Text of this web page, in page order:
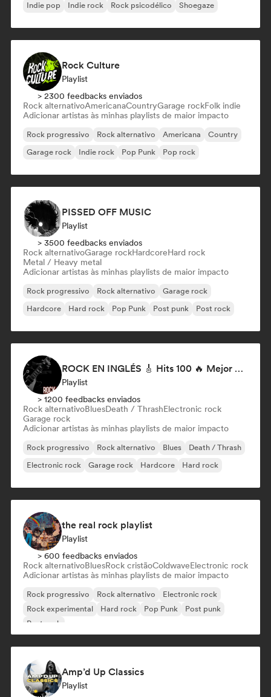
Indie pop
Indie rock Rock psicodélico Shoegaze
Rock Culture
Playlist
> 2300 feedbacks enviados
Rock alternativoAmericanaCountryGarage rockFolk indie
Adicionar artistas às minhas playlists de maior impacto
Rock progressivo Rock alternativo Americana
Country
Garage rock
Indie rock Pop Punk Pop rock
PISSED OFF MUSIC
Playlist
> 3500 feedbacks enviados
Rock alternativoGarage rockHardcoreHard rock
Metal / Heavy metal
Adicionar artistas às minhas playlists de maior impacto
Rock progressivo Rock alternativo
Garage rock
Hardcore
Hard rock Pop Punk Post punk Post rock
ROCK EN INGLÉS 🎸 Hits 100 🔥 Mejor Música Rock Internacional ·
Playlist
> 1200 feedbacks enviados
Rock alternativoBluesDeath / ThrashElectronic rock
Garage rock
Adicionar artistas às minhas playlists de maior impacto
Rock progressivo Rock alternativo Blues
Death / Thrash
Electronic rock
Garage rock Hardcore Hard rock
the real rock playlist
Playlist
> 600 feedbacks enviados
Rock alternativoBluesRock cristãoColdwaveElectronic rock
Adicionar artistas às minhas playlists de maior impacto
Rock progressivo Rock alternativo
Electronic rock
Rock experimental
Hard rock Pop Punk
Post punk
Post rock
Amp’d Up Classics
Playlist